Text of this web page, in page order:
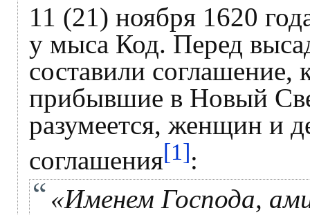
11 (21) ноября 1620
у мыса Код. Перед
составили соглашение,
прибывшие в Новый
разумеется, женщин и
соглашения[1]:
«Именем Господа,